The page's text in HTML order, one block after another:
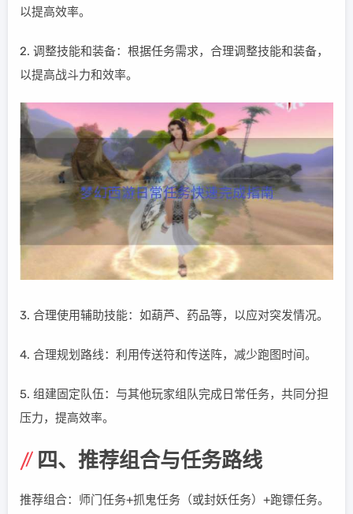
以提高效率。
2. 调整技能和装备：根据任务需求，合理调整技能和装备，
以提高战斗力和效率。
3. 合理使用辅助技能：如葫芦、药品等，以应对突发情况。
4. 合理规划路线：利用传送符和传送阵，减少跑图时间。
5. 组建固定队伍：与其他玩家组队完成日常任务，共同分担
压力，提高效率。
四、推荐组合与任务路线
推荐组合：师门任务+抓鬼任务（或封妖任务）+跑镖任务。